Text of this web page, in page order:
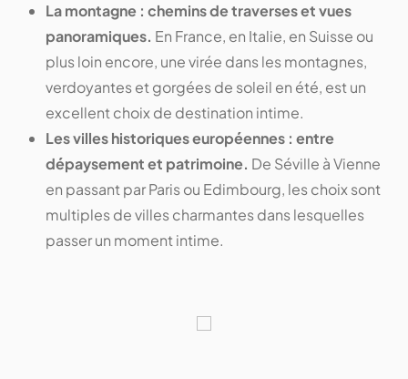
La montagne : chemins de traverses et vues
panoramiques. En France, en Italie, en Suisse ou
plus loin encore, une virée dans les montagnes,
verdoyantes et gorgées de soleil en été, est un
excellent choix de destination intime.
Les villes historiques européennes : entre
dépaysement et patrimoine. De Séville à Vienne
en passant par Paris ou Edimbourg, les choix sont
multiples de villes charmantes dans lesquelles
passer un moment intime.